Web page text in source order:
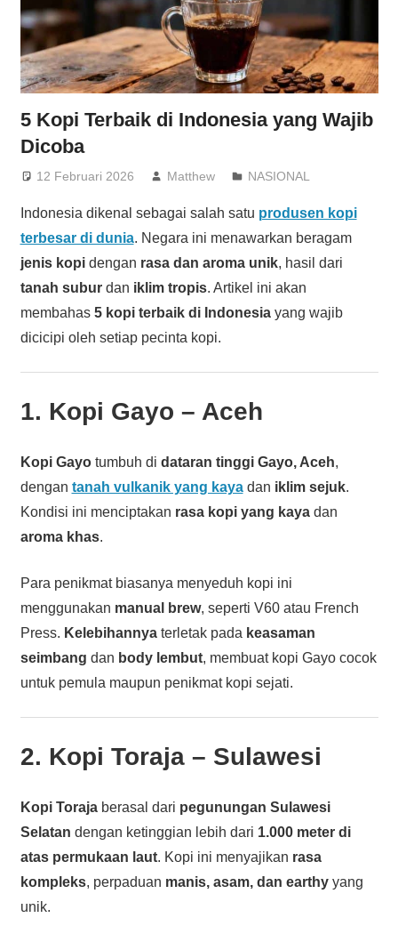
5 Kopi Terbaik di Indonesia yang Wajib
Dicoba
12 Februari 2026 Matthew NASIONAL
Indonesia dikenal sebagai salah satu produsen kopi
terbesar di dunia. Negara ini menawarkan beragam
jenis kopidengan rasa dan aroma unik, hasil dari
tanah suburdan iklim tropis. Artikel ini akan
membahas 5 kopi terbaik di Indonesiayang wajib
dicicipi oleh setiap pecinta kopi.
1. Kopi Gayo – Aceh
Kopi Gayotumbuh di dataran tinggi Gayo, Aceh,
dengan tanah vulkanik yang kayadan iklim sejuk.
Kondisi ini menciptakan rasa kopi yang kayadan
aroma khas.
Para penikmat biasanya menyeduh kopi ini
menggunakan manual brew, seperti V60 atau French
Press. Kelebihannyaterletak pada keasaman
seimbang dan body lembut, membuat kopi Gayo cocok
untuk pemula maupun penikmat kopi sejati.
2. Kopi Toraja – Sulawesi
Kopi Torajaberasal dari pegunungan Sulawesi
Selatan dengan ketinggian lebih dari 1.000 meter di
atas permukaan laut. Kopi ini menyajikan rasa
kompleks, perpaduan manis, asam, dan earthyyang
unik.